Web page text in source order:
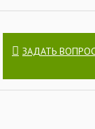
ЗАДАТЬ